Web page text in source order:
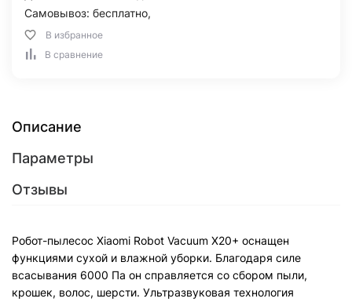
Самовывоз: бесплатно,
В избранное
В сравнение
Описание
Параметры
Отзывы
Робот-пылесос Xiaomi Robot Vacuum X20+ оснащен
функциями сухой и влажной уборки. Благодаря силе
всасывания 6000 Па он справляется со сбором пыли,
крошек, волос, шерсти. Ультразвуковая технология